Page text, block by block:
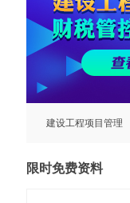
建设工程项目管理
限时免费资料